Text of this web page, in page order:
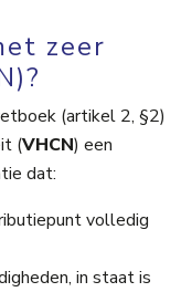
zeer
(artikel 2, §2)
(VHCN) een
dat:
volledig
in staat is